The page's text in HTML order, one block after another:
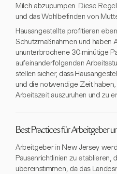
Milch abzupumpen. Diese
und das Wohlbefinden von
Hausangestellte profitieren
Schutzmaßnahmen und haben
ununterbrochene 30-minütige
aufeinanderfolgenden
stellen sicher, dass
und die notwendige Zeit
Arbeitszeit auszuruhen und zu
Best Practices für Arbeitgeber
Arbeitgeber in New Jersey
Pausenrichtlinien zu etablieren,
übereinstimmen, da das